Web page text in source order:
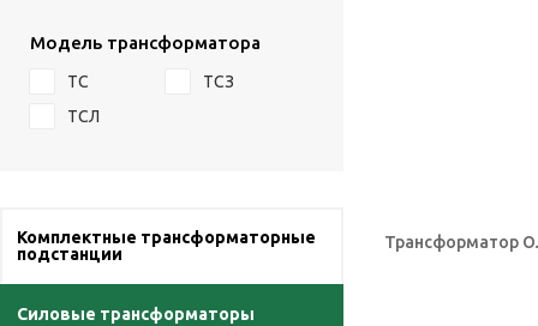
Модель трансформатора
ТС
ТСЗ
ТСЛ
Комплектные трансформаторные
подстанции
Силовые трансформаторы
Трансформатор